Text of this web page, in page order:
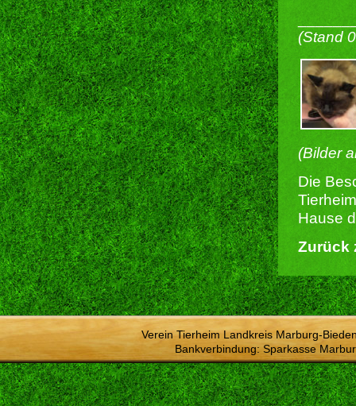
(Stand
(Bilder
Die
Hause
Zurück
Verein Tierheim Landkreis Marburg-
Bankverbindung: Sparkasse